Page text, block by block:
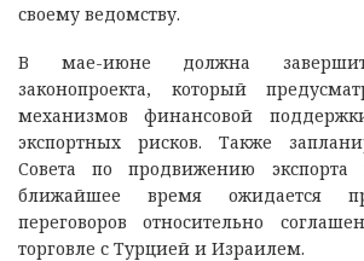
своему ведомству.
В мае-июне должна
законопроекта, который
механизмов финансовой
экспортных рисков. Также
Совета по продвижению
ближайшее время ожидается
переговоров относительно
торговле с Турцией и Израилем.